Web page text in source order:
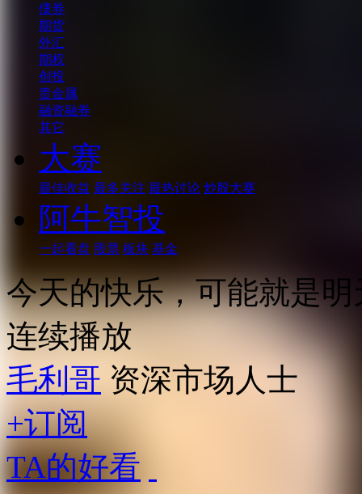
债券
期货
外汇
期权
创投
贵金属
融资融券
其它
大赛
最佳收益 最多关注 最热讨论 炒股大赛
阿牛智投
一起看盘 股票 板块 基金
今天的快乐，可能就是明
连续播放
毛利哥 资深市场人士
+订阅
TA的好看